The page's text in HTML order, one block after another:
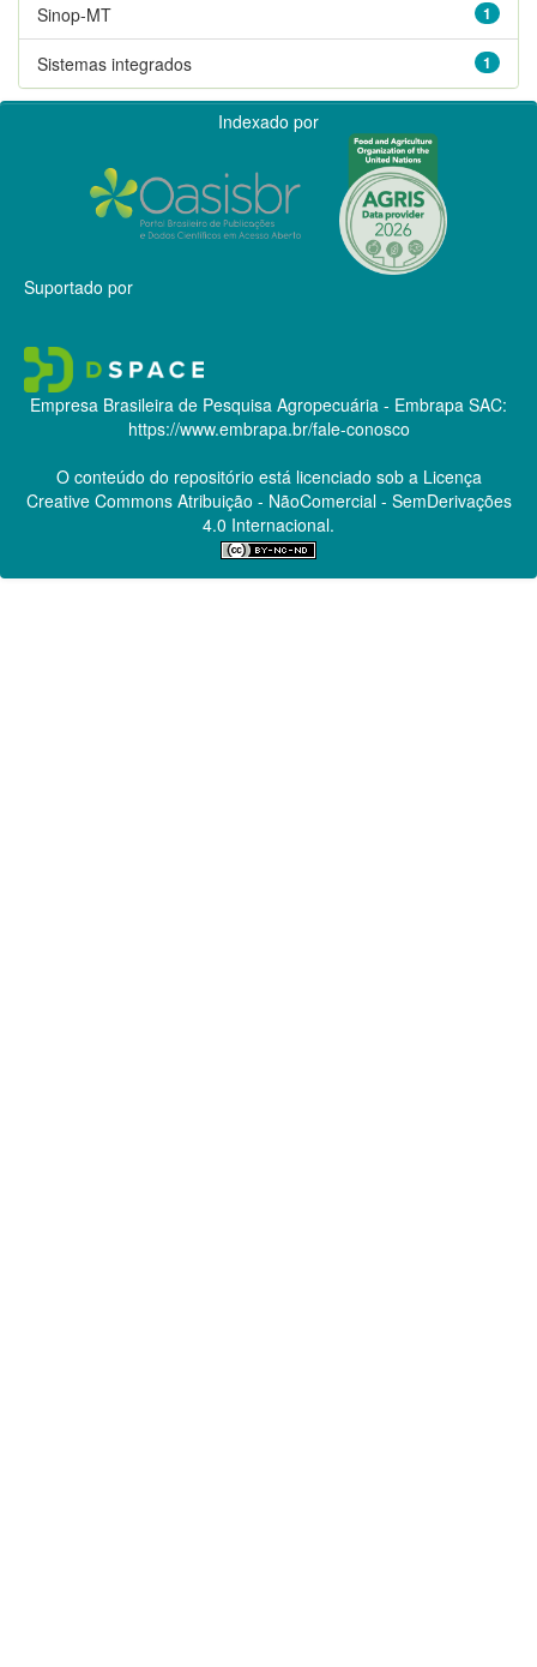
1
Sinop-MT
1
Sistemas integrados
Indexado por
Suportado por
Empresa Brasileira de Pesquisa Agropecuária - Embrapa SAC:
https://www.embrapa.br/fale-conosco
O conteúdo do repositório está licenciado sob a Licença
Creative CommonsAtribuição - NãoComercial - SemDerivações
4.0 Internacional.